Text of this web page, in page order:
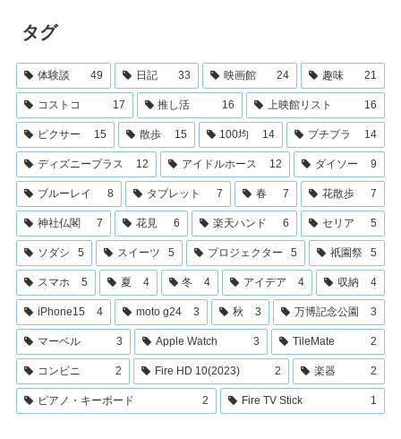
タグ
体験談 49 日記 33 映画館 24 趣味 21
コストコ 17 推し活 16 上映館リスト 16
ピクサー 15 散歩 15 100均 14 プチプラ 14
ディズニープラス 12 アイドルホース 12 ダイソー 9
ブルーレイ 8 タブレット 7 春 7 花散歩 7
神社仏閣 7 花見 6 楽天ハンド 6 セリア 5
ソダシ 5 スイーツ 5 プロジェクター 5 祇園祭 5
スマホ 5 夏 4 冬 4 アイデア 4 収納 4
iPhone15 4 moto g24 3 秋 3 万博記念公園 3
マーベル 3 Apple Watch 3 TileMate 2
コンビニ 2 Fire HD 10(2023) 2 楽器 2
ピアノ・キーボード 2 Fire TV Stick 1